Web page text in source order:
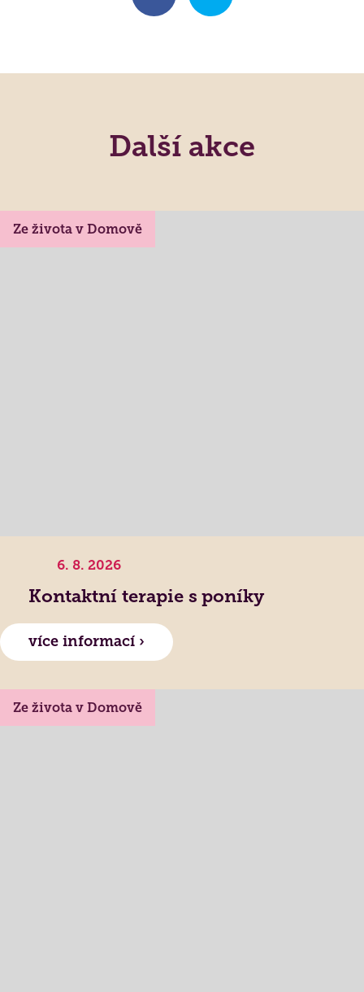
Další akce
Ze života v Domově
6. 8. 2026
Kontaktní terapie s poníky
více informací ›
Ze života v Domově